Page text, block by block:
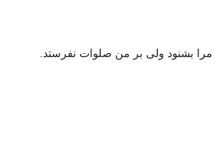
بشنود ولی بر من صلوات نفرستد.